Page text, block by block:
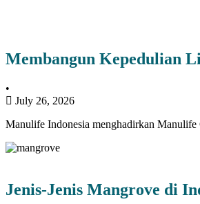
Membangun Kepedulian
•
July 26, 2026
Manulife Indonesia menghadirkan
Jenis-Jenis Mangrove di